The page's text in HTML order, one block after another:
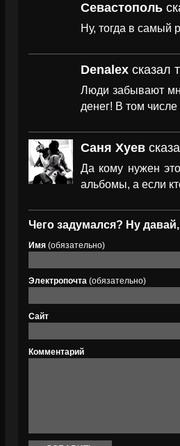
Севастополь
Ну, тогда в самый
Denalex сказал
Люди забывают
денег! В том
Cаня Хуев
Да кому нужен
альбомы, а если
Чего задумался? Ну
Имя (обязательно)
Электропочта (обязательно)
Сайт
Комментарий